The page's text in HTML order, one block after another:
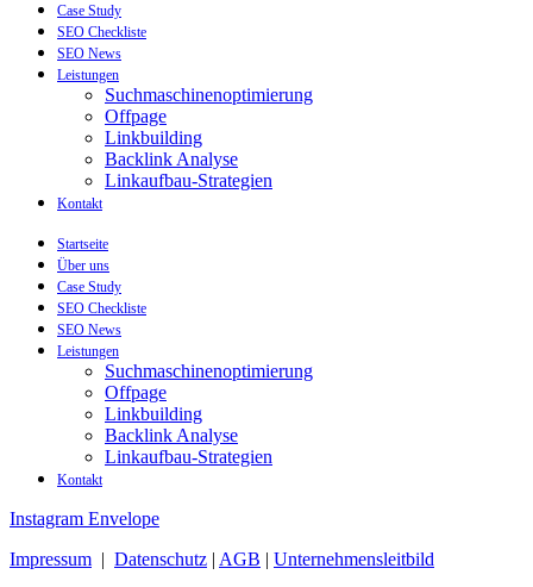
Case Study
SEO Checkliste
SEO News
Leistungen
Suchmaschinenoptimierung
Offpage
Linkbuilding
Backlink Analyse
Linkaufbau-Strategien
Kontakt
Startseite
Über uns
Case Study
SEO Checkliste
SEO News
Leistungen
Suchmaschinenoptimierung
Offpage
Linkbuilding
Backlink Analyse
Linkaufbau-Strategien
Kontakt
Instagram Envelope
Impressum | Datenschutz | AGB | Unternehmensleitbild